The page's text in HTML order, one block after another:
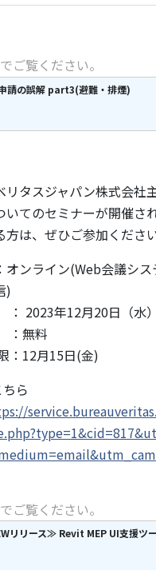
ご覧ください。
請の誤解 part3(避難・排煙)
リタスジャパン株式会社
てのセミナーが開催され
方は、ぜひご参加ください
ンライン(Web会議シ
)
2023年12月20日（水
無料
12月15日(金)
ら
ご覧ください。
リリース≫ Revit MEP UI支援ツー